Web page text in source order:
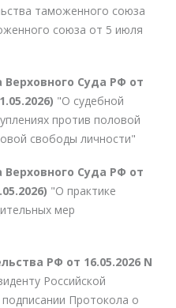
таможенного союза
союза от 5 июля
Суда РФ от
"О судебной
против половой
свободы личности"
Суда РФ от
"О практике
мер
РФ от 16.05.2026 N
Российской
Протокола о